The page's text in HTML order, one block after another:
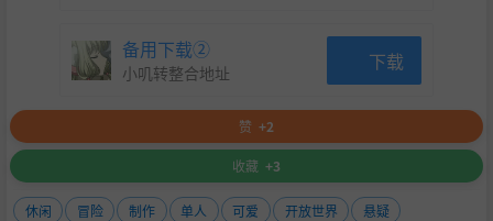
爱护自然
机来改善环境，并赚取额外的钱来升级装备。
清理环境会直接提升你在镇上的声誉。这将使你解锁新的任
务并发现山谷中所有居民的秘密。
备用下载②
小叽转整合地址 下载
赞 +2
收藏 +3
休闲 冒险 制作 单人 可爱 开放世界
悬疑